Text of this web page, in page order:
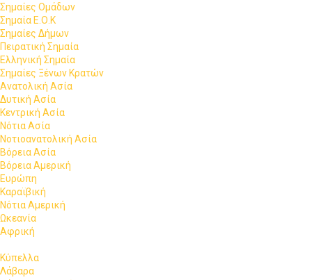
Σημαίες Ομάδων
Σημαία Ε.Ο.Κ
Σημαίες Δήμων
Πειρατική Σημαία
Ελληνική Σημαία
Σημαίες Ξένων Κρατών
Ανατολική Ασία
Δυτική Ασία
Κεντρική Ασία
Νότια Ασία
Νοτιοανατολική Ασία
Βόρεια Ασία
Βόρεια Αμερική
Ευρώπη
Καραϊβική
Νότια Αμερική
Ωκεανία
Αφρική
Κύπελλα
Λάβαρα